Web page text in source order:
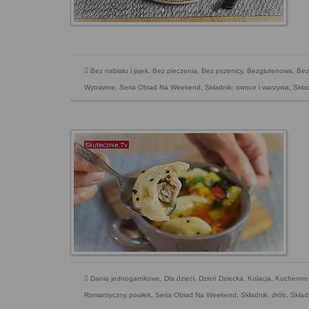
Bez nabiału i jajek, Bez pieczenia, Bez pszenicy, Bezglutenowa,
Wytrawne, Seria Obiad Na Weekend, Składnik: owoce i warzywa,
Dania jednogarnkowe, Dla dzieci, Dzień Dziecka, Kolacja, Kuchenne
Romantyczny posiłek, Seria Obiad Na Weekend, Składnik: drób,